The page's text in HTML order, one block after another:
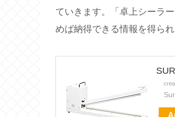
ていきます。「卓上シーラ
めば納得できる情報を得られ